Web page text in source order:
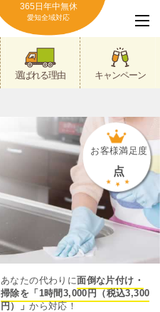
365日年中無休
愛知全域対応
選ばれる理由 キャンペーン
お客様満足度
点
あなたの代わりに面倒な片付け・
掃除を「1時間3,000円（税込3,300
円）」から対応！